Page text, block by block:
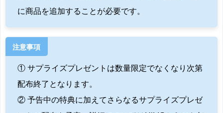
に商品を追加することが必要です。
注意事項
① サプライズプレゼントは数量限定でなくなり次第
配布終了となります。
② 予告中の特典に加えてさらなるサプライズプレゼ